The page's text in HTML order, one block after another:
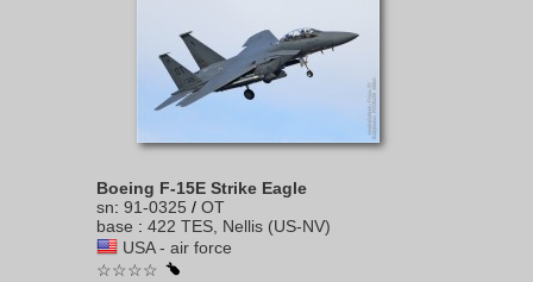
Boeing F-15E Strike Eagle
sn: 91-0325 / OT
base : 422 TES, Nellis (US-NV)
USA - air force
☆☆☆☆